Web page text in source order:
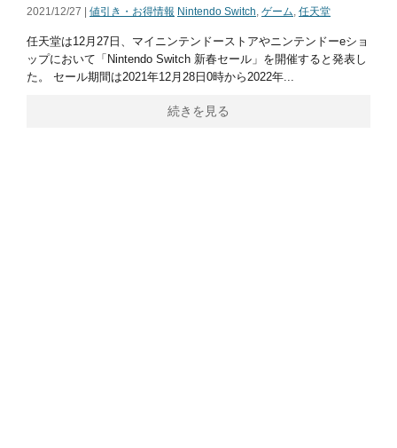
2021/12/27 | 値引き・お得情報 Nintendo Switch, ゲーム, 任天堂
任天堂は12月27日、マイニンテンドーストアやニンテンドーeショ
ップにおいて「Nintendo Switch 新春セール」を開催すると発表し
た。 セール期間は2021年12月28日0時から2022年...
続きを見る